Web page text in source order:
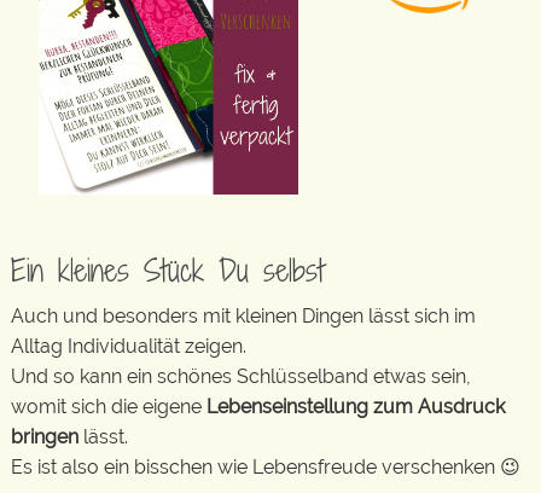
Ein kleines Stück Du selbst
Auch und besonders mit kleinen Dingen lässt sich im
Alltag Individualität zeigen.
Und so kann ein schönes Schlüsselband etwas sein,
womit sich die eigene Lebenseinstellung zum Ausdruck
bringen lässt.
Es ist also ein bisschen wie Lebensfreude verschenken 😉